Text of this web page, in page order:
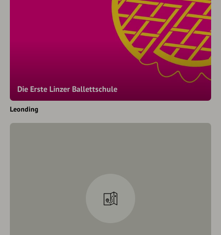
Die Erste Linzer Ballettschule
Leonding